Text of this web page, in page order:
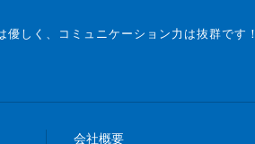
しく、コミュニケーション力は抜群です！
会社概要